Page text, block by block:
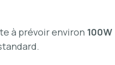
à prévoir environ 100W